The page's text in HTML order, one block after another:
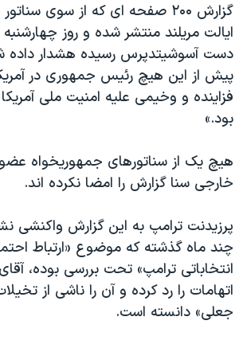
گزارش ۲۰۰ صفحه ای که از سوی
ایالت مریلند منتشر شده و روز
دست آسوشیتدپرس رسیده هشدار داده
پیش از این هیچ رئیس جمهوری در
فزاینده و وخیمی علیه امنیت ملی آمریکا
بود.»
هیچ یک از سناتورهای جمهوریخواه
خارجی سنا گزارش را امضا نکرده اند.
پرزیدنت ترامپ به این گزارش واکنشی
چند ماه گذشته که موضوع «ارتباط
انتخاباتی ترامپ» تحت بررسی بوده،
اتهامات را رد کرده و آن را ناشی از
جعلی» دانسته است.